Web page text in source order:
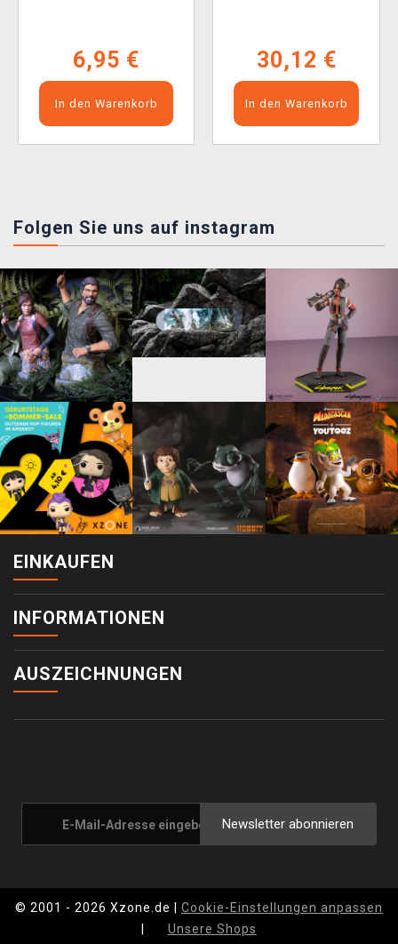
6,95 €
In den Warenkorb
30,12 €
In den Warenkorb
Folgen Sie uns auf instagram
EINKAUFEN
INFORMATIONEN
AUSZEICHNUNGEN
Newsletter abonnieren
© 2001 - 2026 Xzone.de | Cookie-Einstellungen anpassen
Unsere Shops